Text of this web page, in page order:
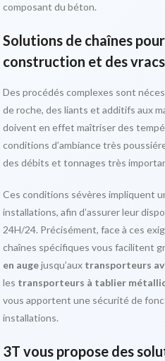
composant du béton.
Solutions de chaînes pour
construction et des vracs
Des procédés complexes sont
de roche, des liants et additifs aux
doivent en effet maîtriser des
conditions d’ambiance très
des débits et tonnages très
Ces conditions sévères impliquent
installations, afin d’assurer leur
24H/24. Précisément, face à ces
chaînes spécifiques vous facilitent
en augejusqu’aux transporteurs
les transporteurs à tablier
vous apportent une sécurité de
installations.
3T vous propose des